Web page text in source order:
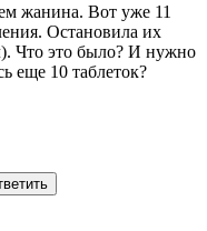
жанина. Вот уже 11
Остановила их
Что это было? И нужно
еще 10 таблеток?